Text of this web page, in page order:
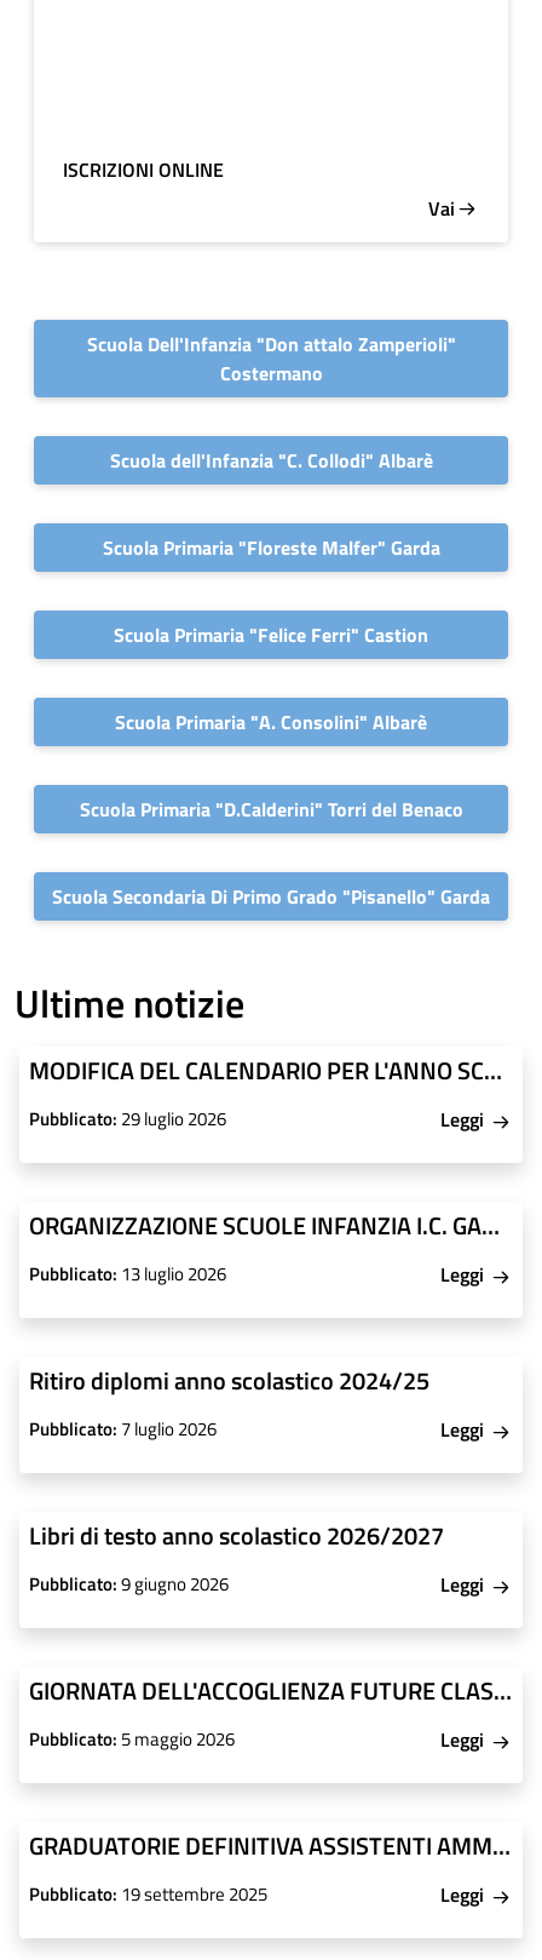
ISCRIZIONI ONLINE
Vai
Scuola Dell'Infanzia "Don attalo Zamperioli"
Costermano
Scuola dell'Infanzia "C. Collodi" Albarè
Scuola Primaria "Floreste Malfer" Garda
Scuola Primaria "Felice Ferri" Castion
Scuola Primaria "A. Consolini" Albarè
Scuola Primaria "D.Calderini" Torri del Benaco
Scuola Secondaria Di Primo Grado "Pisanello" Garda
Ultime notizie
MODIFICA DEL CALENDARIO PER L'ANNO SCOLASTICO 2026-2027 NELLA REGIONE DEL VENETO
Pubblicato: 29 luglio 2026 Leggi
ORGANIZZAZIONE SCUOLE INFANZIA I.C. GARDA
Pubblicato: 13 luglio 2026 Leggi
Ritiro diplomi anno scolastico 2024/25
Pubblicato: 7 luglio 2026 Leggi
Libri di testo anno scolastico 2026/2027
Pubblicato:9 giugno 2026 Leggi
GIORNATA DELL'ACCOGLIENZA FUTURE CLASSI PRIME A.S. 2026/27
Pubblicato: 5 maggio 2026 Leggi
GRADUATORIE DEFINITIVA ASSISTENTI AMMINISTRATIVI III FASCIA
Pubblicato: 19 settembre 2025 Leggi